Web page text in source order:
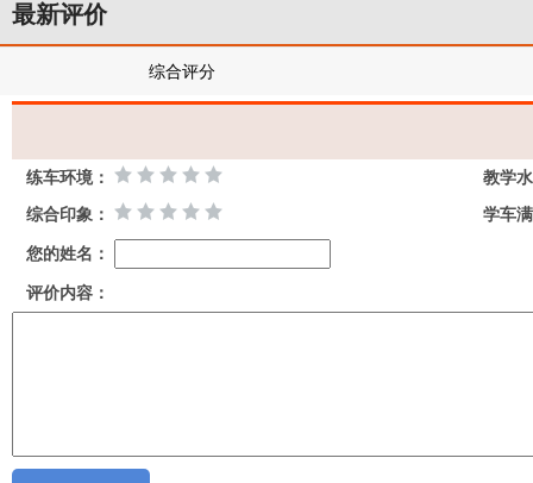
最新评价
综合评分
练车环境： 教学
综合印象： 学车
您的姓名：
评价内容：